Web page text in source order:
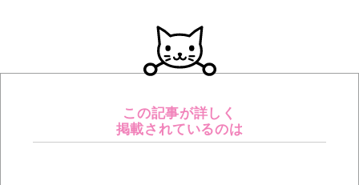
この記事が詳しく
掲載されているのは